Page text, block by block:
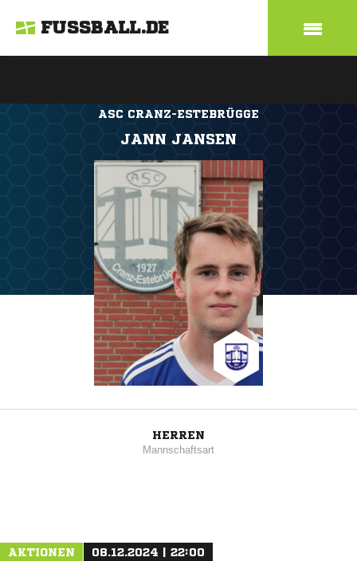
FUSSBALL.DE
ASC CRANZ-ESTEBRÜGGE
JANN JANSEN
HERREN
Mannschaftsart
AKTIONEN 08.12.2024 | 22:00